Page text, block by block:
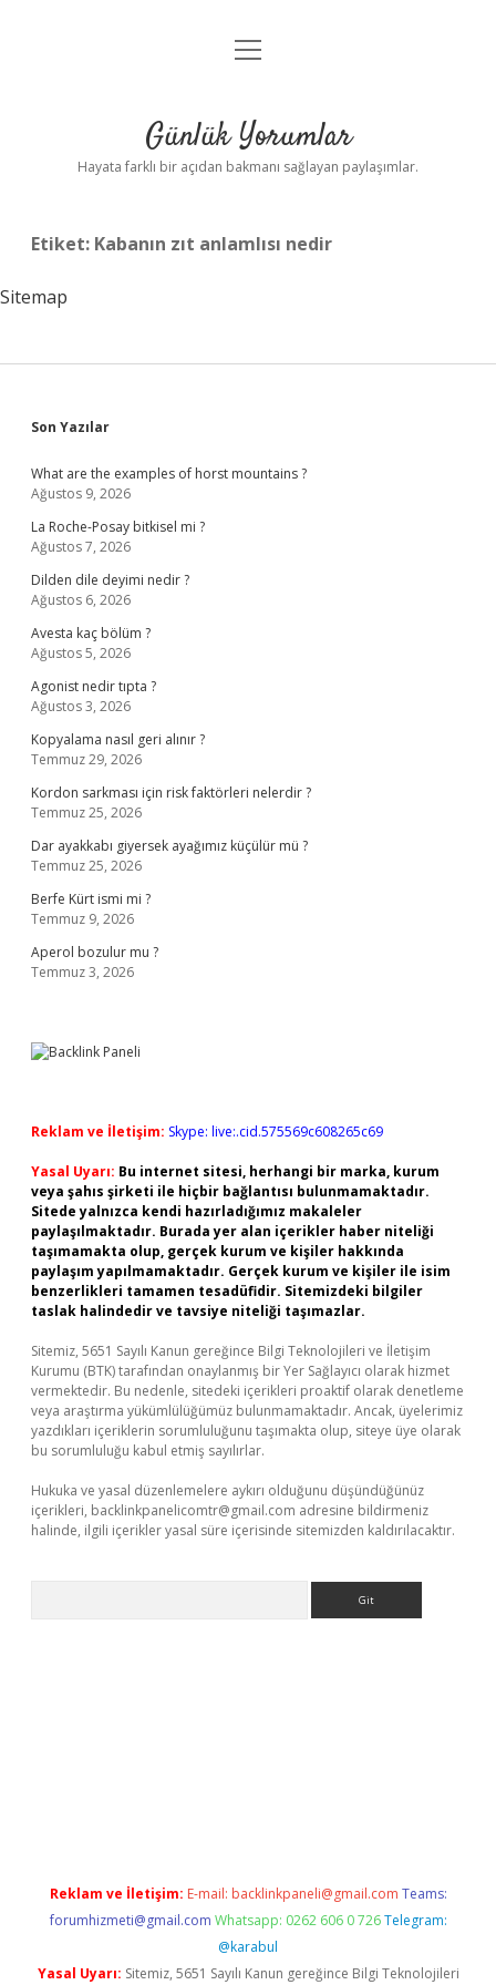
Anasayfa
Yasal Uyarı
menüyü
Günlük Yorumlar
Hayata farklı bir açıdan bakmanı sağlayan paylaşımlar.
Etiket: Kabanın zıt anlamlısı nedir
Sitemap
Sidebar
Son Yazılar
What are the examples of horst mountains ?
Ağustos 9, 2026
La Roche-Posay bitkisel mi ?
Ağustos 7, 2026
Dilden dile deyimi nedir ?
Ağustos 6, 2026
Avesta kaç bölüm ?
Ağustos 5, 2026
Agonist nedir tıpta ?
Ağustos 3, 2026
Kopyalama nasıl geri alınır ?
Temmuz 29, 2026
Kordon sarkması için risk faktörleri nelerdir ?
Temmuz 25, 2026
Dar ayakkabı giyersek ayağımız küçülür mü ?
Temmuz 25, 2026
Berfe Kürt ismi mi ?
Temmuz 9, 2026
Aperol bozulur mu ?
Temmuz 3, 2026
Reklam ve İletişim: Skype: live:.cid.575569c608265c69
Yasal Uyarı: Bu internet sitesi, herhangi bir marka, kurum
veya şahıs şirketi ile hiçbir bağlantısı bulunmamaktadır.
Sitede yalnızca kendi hazırladığımız makaleler
paylaşılmaktadır. Burada yer alan içerikler haber niteliği
taşımamakta olup, gerçek kurum ve kişiler hakkında
paylaşım yapılmamaktadır. Gerçek kurum ve kişiler ile isim
benzerlikleri tamamen tesadüfidir. Sitemizdeki bilgiler
taslak halindedir ve tavsiye niteliği taşımazlar.
Sitemiz, 5651 Sayılı Kanun gereğince Bilgi Teknolojileri ve İletişim
Kurumu (BTK) tarafından onaylanmış bir Yer Sağlayıcı olarak hizmet
vermektedir. Bu nedenle, sitedeki içerikleri proaktif olarak denetleme
veya araştırma yükümlülüğümüz bulunmamaktadır. Ancak, üyelerimiz
yazdıkları içeriklerin sorumluluğunu taşımakta olup, siteye üye olarak
bu sorumluluğu kabul etmiş sayılırlar.
Hukuka ve yasal düzenlemelere aykırı olduğunu düşündüğünüz
içerikleri, backlinkpanelicomtr@gmail.com adresine bildirmeniz
halinde, ilgili içerikler yasal süre içerisinde sitemizden kaldırılacaktır.
Reklam ve İletişim: E-mail: backlinkpaneli@gmail.com Teams:
forumhizmeti@gmail.com Whatsapp: 0262 606 0 726 Telegram:
@karabul
Yasal Uyarı: Sitemiz, 5651 Sayılı Kanun gereğince Bilgi Teknolojileri